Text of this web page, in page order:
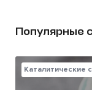
Популярные
Каталитические